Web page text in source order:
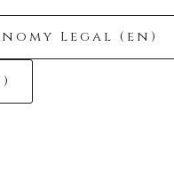
Legal (en)